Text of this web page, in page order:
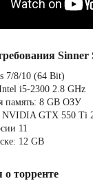
Sinner
7/8/10 (64 Bit)
i5-2300 2.8 GHz
память: 8 GB ОЗУ
NVIDIA GTX 550 Ti
11
12 GB
торренте